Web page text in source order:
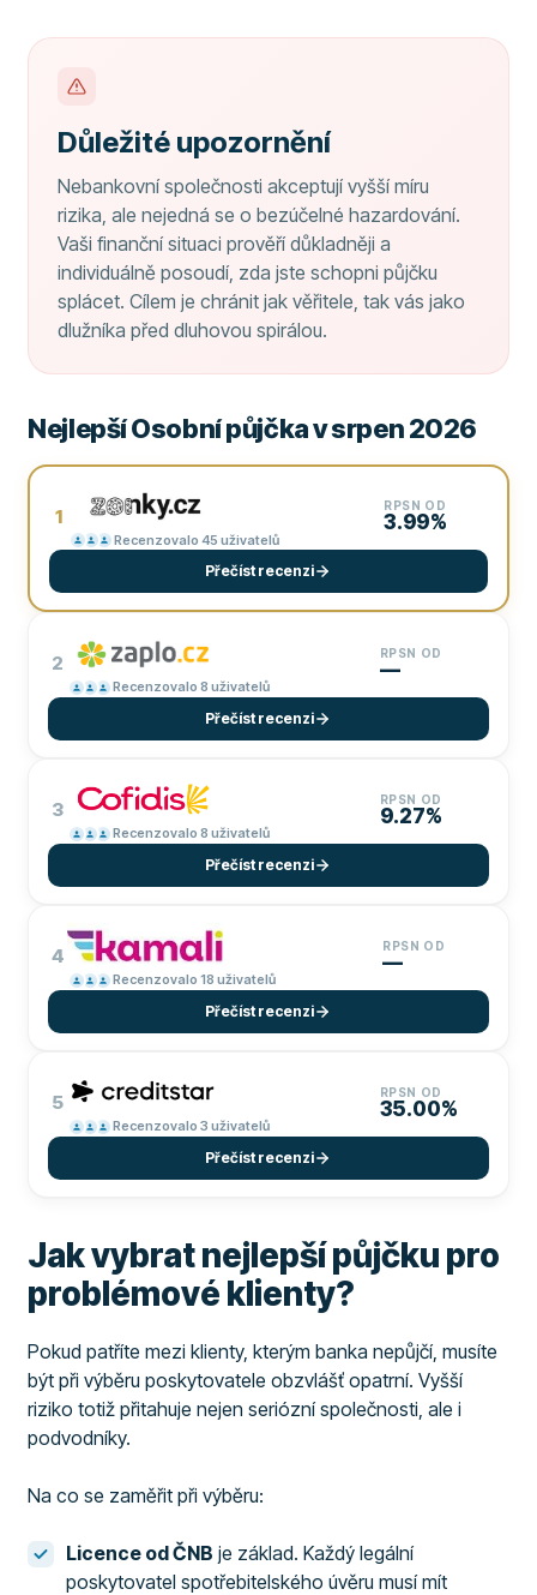
Důležité upozornění
Nebankovní společnosti akceptují vyšší míru
rizika, ale nejedná se o bezúčelné hazardování.
Vaši finanční situaci prověří důkladněji a
individuálně posoudí, zda jste schopni půjčku
splácet. Cílem je chránit jak věřitele, tak vás jako
dlužníka před dluhovou spirálou.
Nejlepší Osobní půjčka v srpen 2026
1
Recenzovalo 45 uživatelů
RPSN OD
3.99%
Přečíst recenzi
2
Recenzovalo 8 uživatelů
RPSN OD
—
Přečíst recenzi
3
Recenzovalo 8 uživatelů
RPSN OD
9.27%
Přečíst recenzi
4
Recenzovalo 18 uživatelů
RPSN OD
—
Přečíst recenzi
5
Recenzovalo 3 uživatelů
RPSN OD
35.00%
Přečíst recenzi
Jak vybrat nejlepší půjčku pro
problémové klienty?
Pokud patříte mezi klienty, kterým banka nepůjčí, musíte
být při výběru poskytovatele obzvlášť opatrní. Vyšší
riziko totiž přitahuje nejen seriózní společnosti, ale i
podvodníky.
Na co se zaměřit při výběru:
Licence od ČNB je základ. Každý legální
poskytovatel spotřebitelského úvěru musí mít